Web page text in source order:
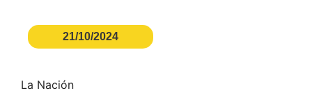
21/10/2024
La Nación